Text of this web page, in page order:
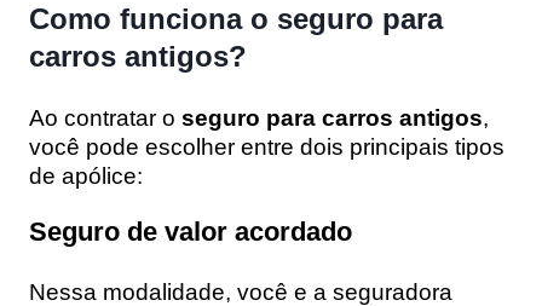
Como funciona o seguro para
carros antigos?
Ao contratar o seguro para carros antigos,
você pode escolher entre dois principais tipos
de apólice:
Seguro de valor acordado
Nessa modalidade, você e a seguradora